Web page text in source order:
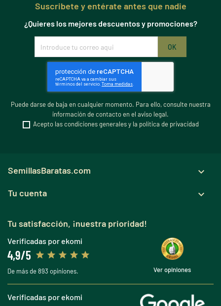
Suscribete y entérate antes que nadie
¿Quieres los mejores descuentos y promociones?
Puede darse de baja en cualquier momento. Para ello, consulte nuestra
información de contacto en el aviso legal.
Acepto las condiciones generales y la política de privacidad
SemillasBaratas.com 
Tu cuenta 
Tu satisfacción, ¡nuestra prioridad!
Verificadas por ekomi
4,9/5
De más de 893 opiniones. Ver opiniones
Verificadas por ekomi